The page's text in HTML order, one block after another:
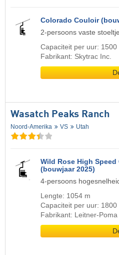
Colorado Couloir
2-persoons vaste
Capaciteit per uur: 1500
Fabrikant: Skytrac Inc.
Wasatch Peaks Ranch
Noord-Amerika VS Utah
Wild Rose High
(bouwjaar 2025)
4-persoons
Lengte: 1054 m
Capaciteit per uur: 1800
Fabrikant: Leitner-Poma